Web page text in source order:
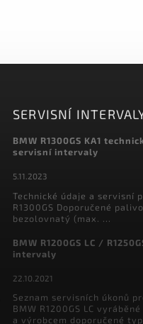
SERVISNÍ
BMW R1300GS KA1
servisní intervaly
5.11.2023
Technické údaje a servisní
R1300GS Doporučené
bezolovnatý (max. ...
BMW R1200GS LC /
intervaly
22.10.2021
Seznam servisních úkonů
BMW R1200GS LC
a výrobcem doporučené